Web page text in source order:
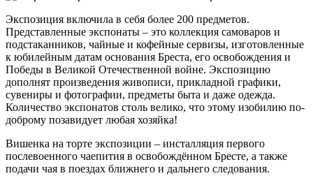
Экспозиция включила в себя более 200 предметов.
Представленные экспонаты – это коллекция самоваров и
подстаканников, чайные и кофейные сервизы, изготовленные
к юбилейным датам основания Бреста, его освобождения и
Победы в Великой Отечественной войне. Экспозицию
дополнят произведения живописи, прикладной графики,
сувениры и фотографии, предметы быта и даже одежда.
Количество экспонатов столь велико, что этому изобилию по-
доброму позавидует любая хозяйка!
Вишенка на торте экспозиции – инсталляция первого
послевоенного чаепития в освобождённом Бресте, а также
подачи чая в поездах ближнего и дальнего следования.